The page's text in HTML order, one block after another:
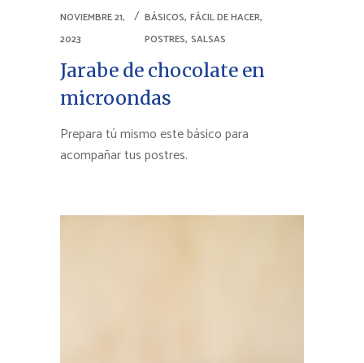
NOVIEMBRE 21,
2023
BÁSICOS,FÁCIL DE HACER,
POSTRES,SALSAS
Jarabe de chocolate en
microondas
Prepara tú mismo este básico para
acompañar tus postres.